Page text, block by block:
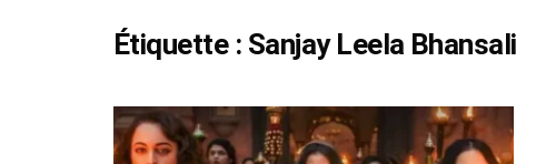
Étiquette : Sanjay Leela Bhansali